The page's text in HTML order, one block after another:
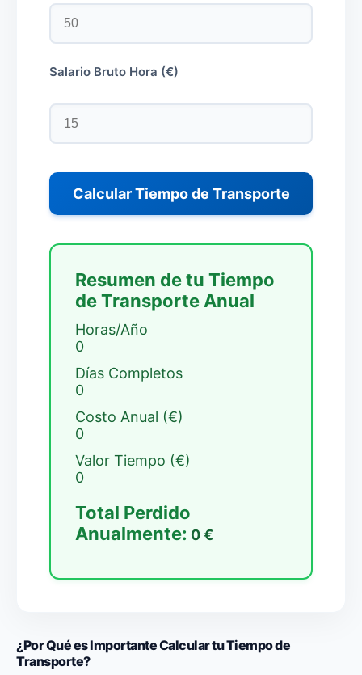
Salario Bruto Hora (€)
Calcular Tiempo de Transporte
Resumen de tu Tiempo
de Transporte Anual
Horas/Año
0
Días Completos
0
Costo Anual (€)
0
Valor Tiempo (€)
0
Total Perdido
Anualmente: 0€
¿Por Qué es Importante Calcular tu Tiempo de
Transporte?